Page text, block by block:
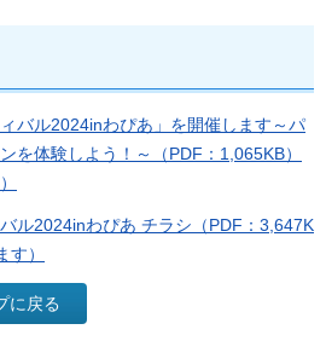
バル2024inわぴあ」を開催します～パ
を体験しよう！～（PDF：1,065KB）
ル2024inわぴあ チラシ（PDF：3,647K
）
に戻る